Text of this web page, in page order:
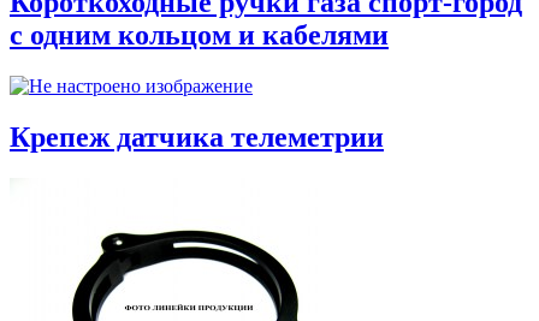
с одним кольцом и кабелями
Крепеж датчика телеметрии